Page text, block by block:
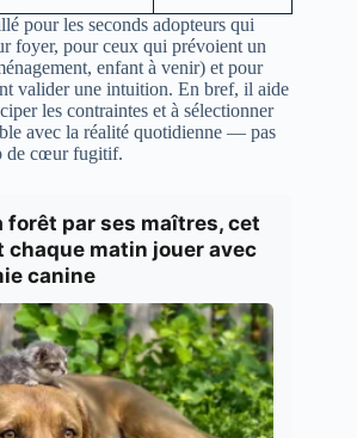
pour les seconds adopteurs qui
foyer, pour ceux qui prévoient un
enfant à venir) et pour
valider une intuition. En bref, il aide
les contraintes et à sélectionner
avec la réalité quotidienne — pas
de cœur fugitif.
forêt par ses maîtres, cet
matin jouer avec
canine